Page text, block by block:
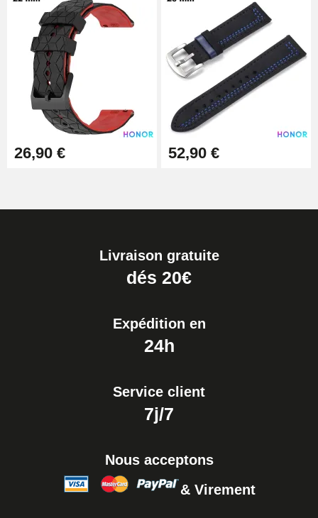
26,90 € 52,90 €
Livraison gratuite
dés 20€
Expédition en
24h
Service client
7j/7
Nous acceptons
& Virement